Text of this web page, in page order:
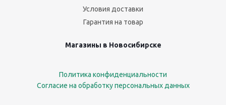
Условия доставки
Гарантия на товар
Магазины в Новосибирске
Политика конфиденциальности
Согласие на обработку персональных данных